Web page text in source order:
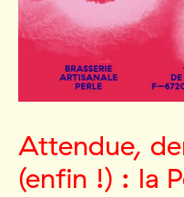
Attendue,
(enfin !) : la